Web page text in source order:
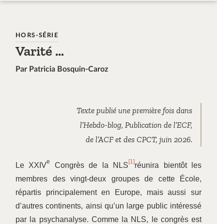
HORS-SÉRIE
Varité …
Par Patricia Bosquin-Caroz
Texte publié une première fois dans
l’Hebdo-blog, Publication de l’ECF,
de l’ACF et des CPCT, juin 2026.
Le XXIVe Congrès de la NLS[1]réunira bientôt les
membres des vingt-deux groupes de cette École,
répartis principalement en Europe, mais aussi sur
d’autres continents, ainsi qu’un large public intéressé
par la psychanalyse. Comme la NLS, le congrès est